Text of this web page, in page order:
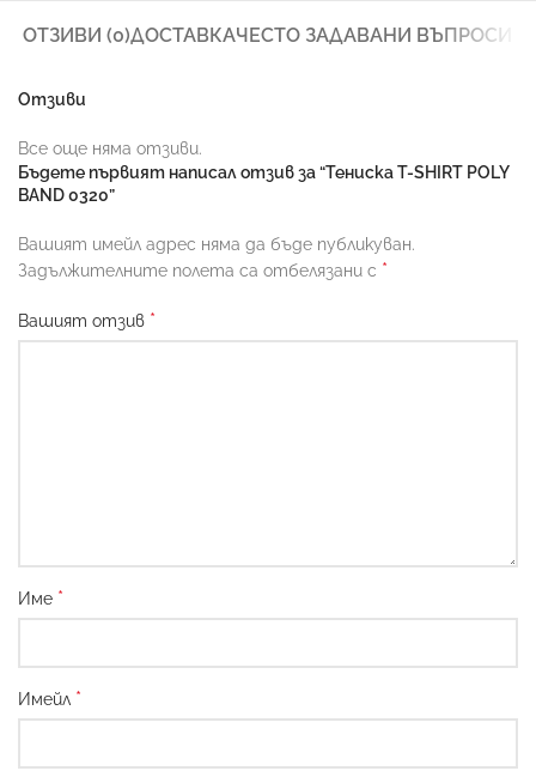
ОТЗИВИ (0)ДОСТАВКАЧЕСТО ЗАДАВАНИ ВЪПРОСИ
Отзиви
Все още няма отзиви.
Бъдете първият написал отзив за “Тениска T-SHIRT POLY
BAND 0320”
Вашият имейл адрес няма да бъде публикуван.
Задължителните полета са отбелязани с *
Вашият отзив *
Име *
Имейл *